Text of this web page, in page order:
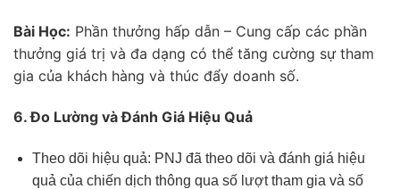
Bài Học: Phần thưởng hấp dẫn – Cung cấp các phần
thưởng giá trị và đa dạng có thể tăng cường sự tham
gia của khách hàng và thúc đẩy doanh số.
6. Đo Lường và Đánh Giá Hiệu Quả
Theo dõi hiệu quả: PNJ đã theo dõi và đánh giá hiệu
quả của chiến dịch thông qua số lượt tham gia và số